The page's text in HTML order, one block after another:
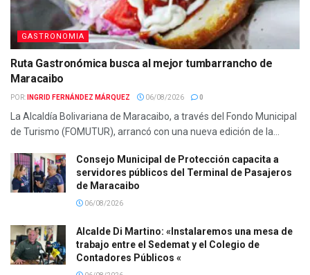
GASTRONOMIA
Ruta Gastronómica busca al mejor tumbarrancho de
Maracaibo
POR: INGRID FERNÁNDEZ MÁRQUEZ 06/08/2026 0
La Alcaldía Bolivariana de Maracaibo, a través del Fondo Municipal
de Turismo (FOMUTUR), arrancó con una nueva edición de la...
Consejo Municipal de Protección capacita a
servidores públicos del Terminal de Pasajeros
de Maracaibo
06/08/2026
Alcalde Di Martino: «Instalaremos una mesa de
trabajo entre el Sedemat y el Colegio de
Contadores Públicos «